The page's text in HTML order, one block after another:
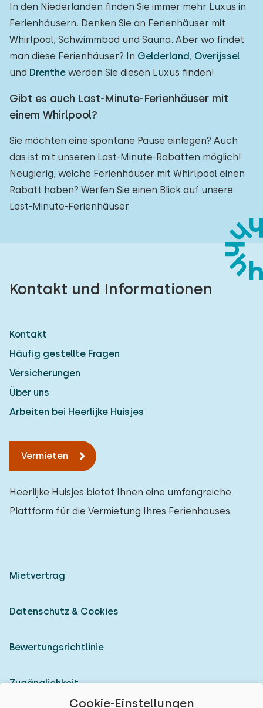
Cookie-Einstellungen
In den Niederlanden finden Sie immer mehr Luxus in
Ferienhäusern. Denken Sie an Ferienhäuser mit
Whirlpool, Schwimmbad und Sauna. Aber wo findet
man diese Ferienhäuser? In Gelderland, Overijssel
und Drenthe werden Sie diesen Luxus finden!
Gibt es auch Last-Minute-Ferienhäuser mit
einem Whirlpool?
Sie möchten eine spontane Pause einlegen? Auch
das ist mit unseren Last-Minute-Rabatten möglich!
Neugierig, welche Ferienhäuser mit Whirlpool einen
Rabatt haben? Werfen Sie einen Blick auf unsere
Last-Minute-Ferienhäuser.
Kontakt und Informationen
Kontakt
Häufig gestellte Fragen
Versicherungen
Über uns
Arbeiten bei Heerlijke Huisjes
Vermieten
Heerlijke Huisjes bietet Ihnen eine umfangreiche
Plattform für die Vermietung Ihres Ferienhauses.
Mietvertrag
Datenschutz & Cookies
Bewertungsrichtlinie
Zugänglichkeit